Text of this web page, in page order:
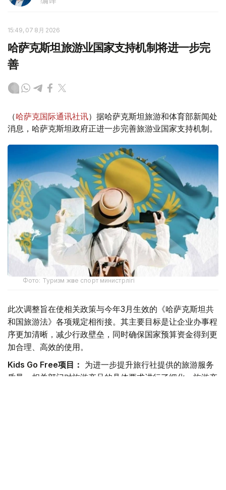
15:49, 07 8月 2026
哈萨克斯坦旅游业国家支持机制将进一步完
善
（哈萨克国际通讯社讯）据哈萨克斯坦旅游和体育部新闻处
消息，哈萨克斯坦政府正进一步完善旅游业国家支持机制。
Фото: Туризм және спорт министрлігі
此次调整旨在使相关政策与今年3月生效的《哈萨克斯坦共
和国旅游法》各项规定相衔接。其主要目标是让企业办事程
序更加清晰，减少行政壁垒，同时确保国家预算资金得到更
加合理、高效的使用。
Kids Go Free项目： 为进一步提升旅行社提供的旅游服务
质量，相关部门对旅游产品的具体要求进行了细化。旅游产